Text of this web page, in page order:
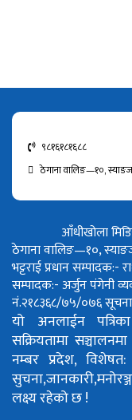
९८१६१८१६८८
ठेगाना वालिङ—१०,
आँधीखोला
ठेगाना वालिङ—१०,
भट्टराईप्रधान सम्पादक:-
सम्पादक:- अर्जुन पंगेनी
नं.२१८३६८/७५/०७६
यो अनलाईन
सक्रियतामा
नम्बर प्रदेश,
लक्ष्य रहेको छ !